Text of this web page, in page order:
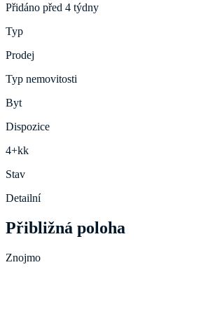
Přidáno před 4 týdny
Typ
Prodej
Typ nemovitosti
Byt
Dispozice
4+kk
Stav
Detailní
Přibližná poloha
Znojmo